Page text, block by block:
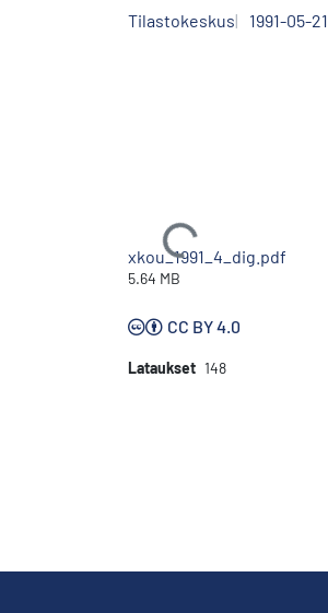
Tilastokeskus 1991-05-21
Ladataan...
xkou_1991_4_dig.pdf
5.64 MB
CC BY 4.0
Lataukset 148